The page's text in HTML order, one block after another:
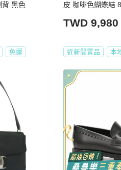
背 黑色
免運
皮 咖啡色蝴蝶結
TWD 9,980
近新閒置品 本